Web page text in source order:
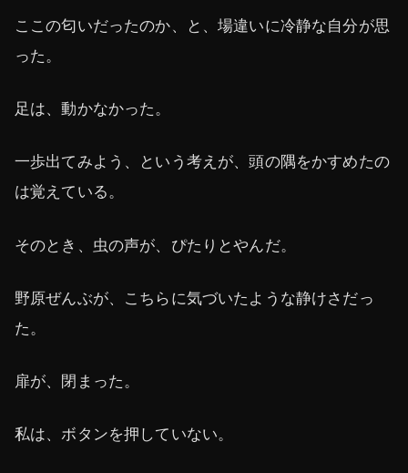
ここの匂いだったのか、と、場違いに冷静な自分が思
った。
足は、動かなかった。
一歩出てみよう、という考えが、頭の隅をかすめたの
は覚えている。
そのとき、虫の声が、ぴたりとやんだ。
野原ぜんぶが、こちらに気づいたような静けさだっ
た。
扉が、閉まった。
私は、ボタンを押していない。